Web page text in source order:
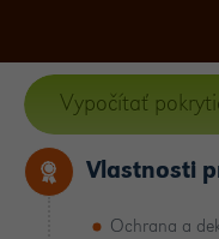
Vypočítať
Vlastnosti
Ochrana a